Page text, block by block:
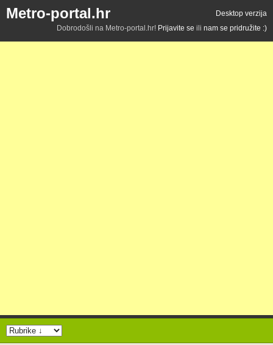
Metro-portal.hr
Desktop verzija
Dobrodošli na Metro-portal.hr! Prijavite se ili nam se pridružite :)